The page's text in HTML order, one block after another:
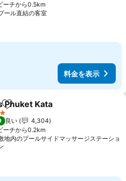
ーチから0.5km
ール直結の客室
料金を表示
アお気に入りに追加
Phuket Kata
ルのランク
良い
4,304
ーチから0.2km
地内のプールサイドマッサージステーショ